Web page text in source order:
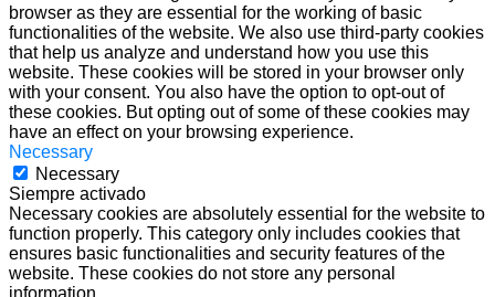
browser as they are essential for the working of basic
functionalities of the website. We also use third-party cookies
that help us analyze and understand how you use this
website. These cookies will be stored in your browser only
with your consent. You also have the option to opt-out of
these cookies. But opting out of some of these cookies may
have an effect on your browsing experience.
Necessary
Necessary
Siempre activado
Necessary cookies are absolutely essential for the website to
function properly. This category only includes cookies that
ensures basic functionalities and security features of the
website. These cookies do not store any personal
information.